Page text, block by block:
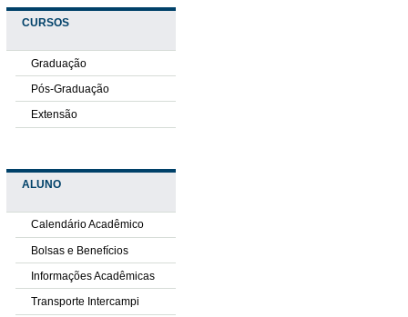
CURSOS
Graduação
Pós-Graduação
Extensão
ALUNO
Calendário Acadêmico
Bolsas e Benefícios
Informações Acadêmicas
Transporte Intercampi